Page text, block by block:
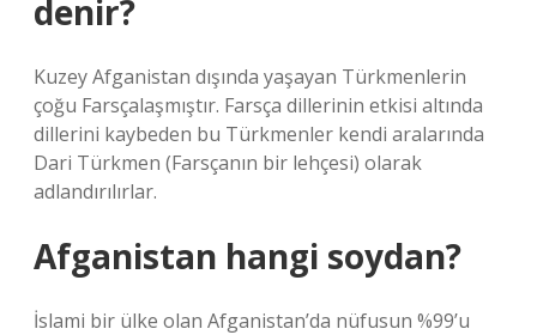
denir?
Kuzey Afganistan dışında yaşayan Türkmenlerin
çoğu Farsçalaşmıştır. Farsça dillerinin etkisi altında
dillerini kaybeden bu Türkmenler kendi aralarında
Dari Türkmen (Farsçanın bir lehçesi) olarak
adlandırılırlar.
Afganistan hangi soydan?
İslami bir ülke olan Afganistan’da nüfusun %99’u